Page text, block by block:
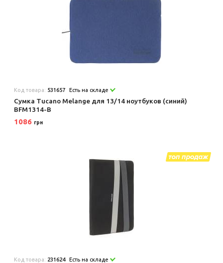
Код товара: 531657 Есть на складе
Сумка Tucano Melange для 13/14 ноутбуков (синий)
BFM1314-B
1086 грн
Код товара: 231624 Есть на складе